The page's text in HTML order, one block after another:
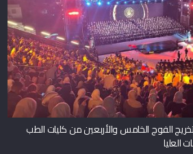
الفوج الخامس والأربعين من كليات الطب
العليا